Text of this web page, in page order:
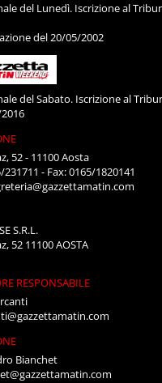
del Lunedì. Iscrizione al
del 20/05/2002
del Sabato. Iscrizione al
52 - 11100 Aosta
231711 - Fax: 0165/1820141
S.R.L.
52 11100 AOSTA
RESPONSABILE
Bianchet